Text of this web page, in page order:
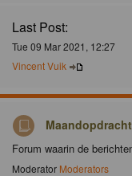
Last Post:
Tue 09 Mar 2021, 12:27
Vincent Vuik
Maandopdracht
Forum waarin de
Moderator Moderators